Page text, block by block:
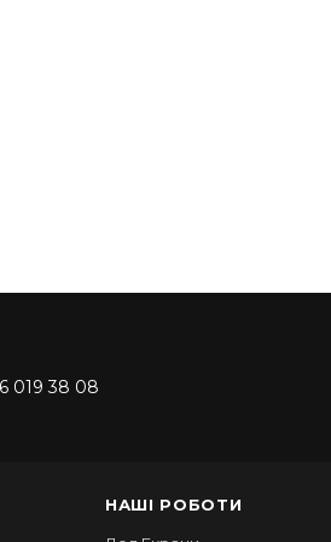
019 38 08
НАШІ РОБОТИ